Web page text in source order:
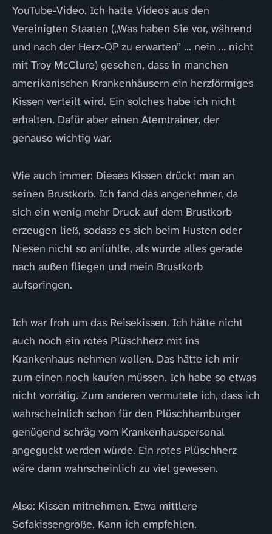
YouTube-Video. Ich hatte Videos aus den
Vereinigten Staaten („Was haben Sie vor, während
und nach der Herz-OP zu erwarten” … nein … nicht
mit Troy McClure) gesehen, dass in manchen
amerikanischen Krankenhäusern ein herzförmiges
Kissen verteilt wird. Ein solches habe ich nicht
erhalten. Dafür aber einen Atemtrainer, der
genauso wichtig war.
Wie auch immer: Dieses Kissen drückt man an
seinen Brustkorb. Ich fand das angenehmer, da
sich ein wenig mehr Druck auf dem Brustkorb
erzeugen ließ, sodass es sich beim Husten oder
Niesen nicht so anfühlte, als würde alles gerade
nach außen fliegen und mein Brustkorb
aufspringen.
Ich war froh um das Reisekissen. Ich hätte nicht
auch noch ein rotes Plüschherz mit ins
Krankenhaus nehmen wollen. Das hätte ich mir
zum einen noch kaufen müssen. Ich habe so etwas
nicht vorrätig. Zum anderen vermutete ich, dass ich
wahrscheinlich schon für den Plüschhamburger
genügend schräg vom Krankenhauspersonal
angeguckt werden würde. Ein rotes Plüschherz
wäre dann wahrscheinlich zu viel gewesen.
Also: Kissen mitnehmen. Etwa mittlere
Sofakissengröße. Kann ich empfehlen.